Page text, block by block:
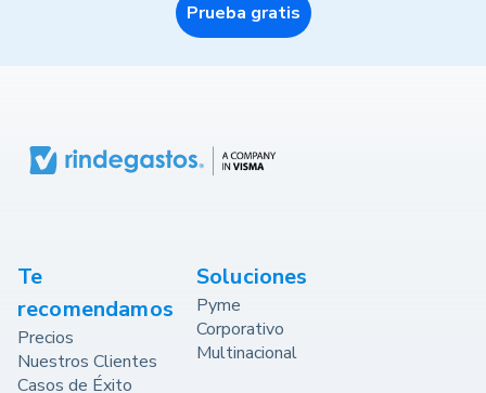
Prueba gratis
Te
recomendamos
Precios
Nuestros Clientes
Casos de Éxito
Soluciones
Pyme
Corporativo
Multinacional